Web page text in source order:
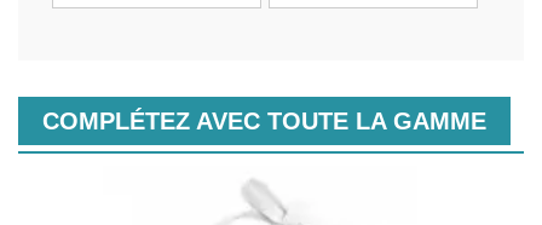
COMPLÉTEZ AVEC TOUTE LA GAMME